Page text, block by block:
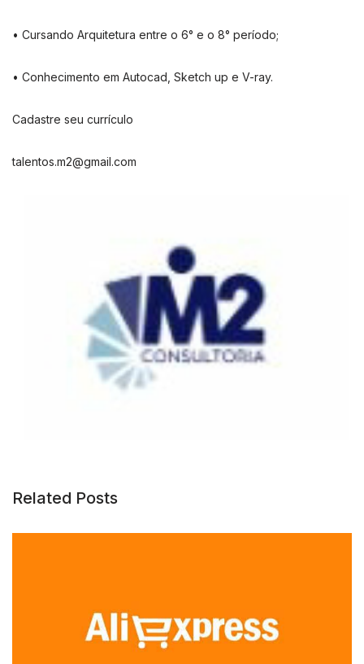
• Cursando Arquitetura entre o 6° e o 8° período;
• Conhecimento em Autocad, Sketch up e V-ray.
Cadastre seu currículo
talentos.m2@gmail.com
Related Posts